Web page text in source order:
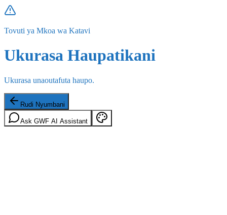
Tovuti ya Mkoa wa Katavi
Ukurasa Haupatikani
Ukurasa unaoutafuta haupo.
Rudi Nyumbani
Ask GWF AI Assistant